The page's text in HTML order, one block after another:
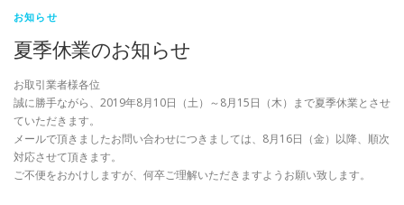
お知らせ
夏季休業のお知らせ
お取引業者様各位
誠に勝手ながら、2019年8月10日（土）～8月15日（木）まで夏季休業とさせ
ていただきます。
メールで頂きましたお問い合わせにつきましては、8月16日（金）以降、順次
対応させて頂きます。
ご不便をおかけしますが、何卒ご理解いただきますようお願い致します。